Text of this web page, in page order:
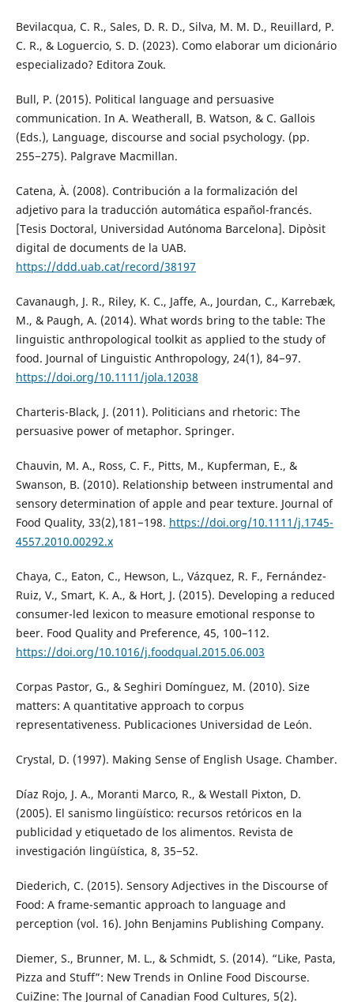
Bevilacqua, C. R., Sales, D. R. D., Silva, M. M. D., Reuillard, P.
C. R., & Loguercio, S. D. (2023). Como elaborar um dicionário
especializado? Editora Zouk.
Bull, P. (2015). Political language and persuasive
communication. In A. Weatherall, B. Watson, & C. Gallois
(Eds.), Language, discourse and social psychology. (pp.
255−275). Palgrave Macmillan.
Catena, À. (2008). Contribución a la formalización del
adjetivo para la traducción automática español-francés.
[Tesis Doctoral, Universidad Autónoma Barcelona]. Dipòsit
digital de documents de la UAB.
https://ddd.uab.cat/record/38197
Cavanaugh, J. R., Riley, K. C., Jaffe, A., Jourdan, C., Karrebæk,
M., & Paugh, A. (2014). What words bring to the table: The
linguistic anthropological toolkit as applied to the study of
food. Journal of Linguistic Anthropology, 24(1), 84−97.
https://doi.org/10.1111/jola.12038
Charteris-Black, J. (2011). Politicians and rhetoric: The
persuasive power of metaphor. Springer.
Chauvin, M. A., Ross, C. F., Pitts, M., Kupferman, E., &
Swanson, B. (2010). Relationship between instrumental and
sensory determination of apple and pear texture. Journal of
Food Quality, 33(2),181−198. https://doi.org/10.1111/j.1745-
4557.2010.00292.x
Chaya, C., Eaton, C., Hewson, L., Vázquez, R. F., Fernández-
Ruiz, V., Smart, K. A., & Hort, J. (2015). Developing a reduced
consumer-led lexicon to measure emotional response to
beer. Food Quality and Preference, 45, 100–112.
https://doi.org/10.1016/j.foodqual.2015.06.003
Corpas Pastor, G., & Seghiri Domínguez, M. (2010). Size
matters: A quantitative approach to corpus
representativeness. Publicaciones Universidad de León.
Crystal, D. (1997). Making Sense of English Usage. Chamber.
Díaz Rojo, J. A., Moranti Marco, R., & Westall Pixton, D.
(2005). El sanismo lingüístico: recursos retóricos en la
publicidad y etiquetado de los alimentos. Revista de
investigación lingüística, 8, 35−52.
Diederich, C. (2015). Sensory Adjectives in the Discourse of
Food: A frame-semantic approach to language and
perception (vol. 16). John Benjamins Publishing Company.
Diemer, S., Brunner, M. L., & Schmidt, S. (2014). “Like, Pasta,
Pizza and Stuff”: New Trends in Online Food Discourse.
CuiZine: The Journal of Canadian Food Cultures, 5(2).